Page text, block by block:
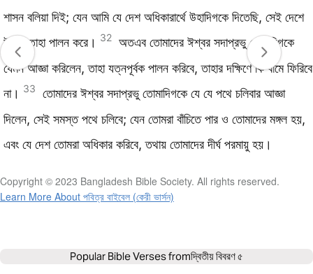
শাসন বলিয়া দিই; যেন আমি যে দেশ অধিকারার্থে উহাদিগকে দিতেছি, সেই দেশে
উহারা তাহা পালন করে। 32 অতএব তোমাদের ঈশ্বর সদাপ্রভু তোমাদিগকে
যেমন আজ্ঞা করিলেন, তাহা যত্নপূর্বক পালন করিবে, তাহার দক্ষিণে কি বামে ফিরিবে
না। 33
তোমাদের ঈশ্বর সদাপ্রভু তোমাদিগকে যে যে পথে চলিবার আজ্ঞা
দিলেন, সেই সমস্ত পথে চলিবে; যেন তোমরা বাঁচিতে পার ও তোমাদের মঙ্গল হয়,
এবং যে দেশ তোমরা অধিকার করিবে, তথায় তোমাদের দীর্ঘ পরমায়ু হয়।
Copyright © 2023 Bangladesh Bible Society. All rights reserved.
Learn More About পবিত্র বাইবেল (কেরী ভার্সন)
Popular Bible Verses fromদ্বিতীয় বিবরণ ৫